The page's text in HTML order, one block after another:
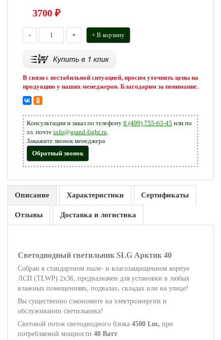
3700 ₽
- + + В корзину
В связи с нестабильной ситуацией, просим уточнять цены на
продукцию у наших менеджеров. Благодарим за понимание.
Консультации и заказ по телефону 8 (499) 755-63-45 или по
эл. почте info@grand-light.ru.
Закажите звонок менеджера
Обратный звонок
Описание Характеристики Сертификаты
Отзывы Доставка и логистика
Светодиодный светильник SLG Арктик 40
Собран в стандартном пыле- и влагозащищенном корпуе
ЛСП (TLWP) 2х36, предназначен для установки в любых
влажных помещенияях, подвалах, складах или на улице!
Вы существенно сэкономите на электроэнергии и
обслуживании светильинка!
Световой поток светодиодного блока 4500 Lm, при
потребляемой мощности 40 Ватт